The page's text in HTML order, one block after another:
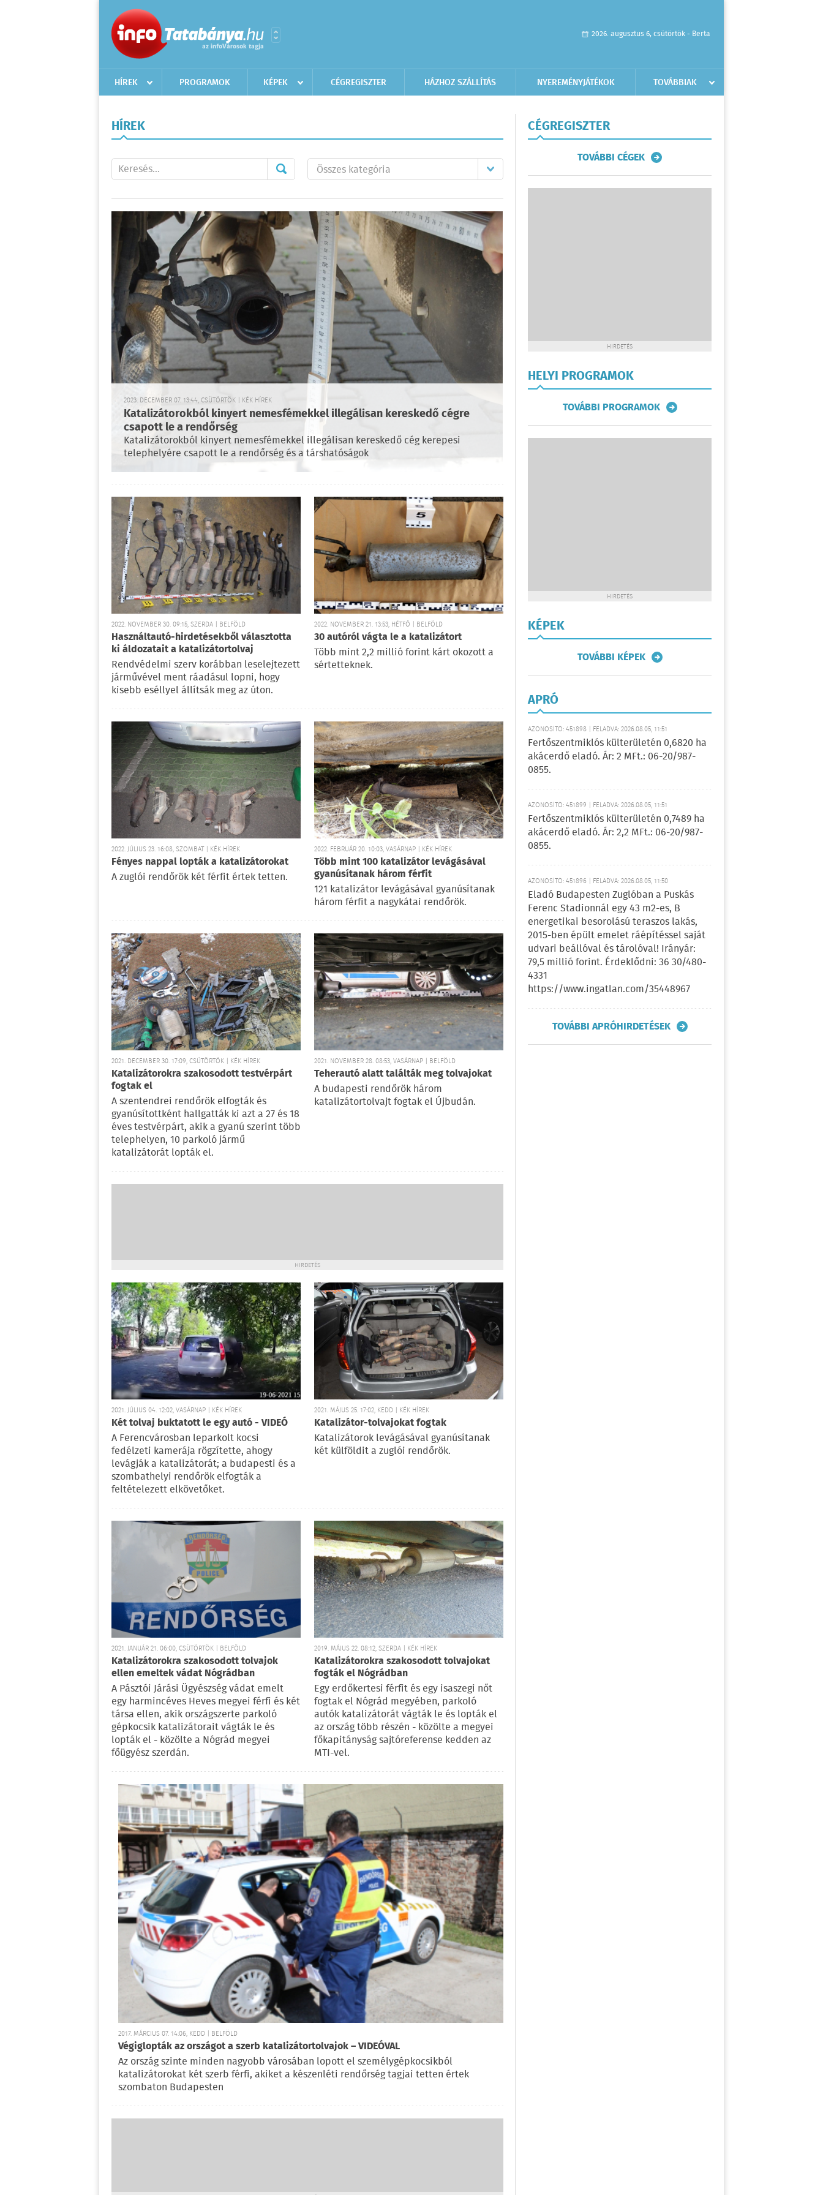
2026. augusztus 6, csütörtök - Berta
HÍREK PROGRAMOK KÉPEK CÉGREGISZTER HÁZHOZ SZÁLLÍTÁS NYEREMÉNYJÁTÉKOK TOVÁBBIAK
HÍREK
2023. DECEMBER 07. 13:44, CSÜTÖRTÖK | KÉK HÍREK
Katalizátorokból kinyert nemesfémekkel illegálisan kereskedő cégre
csapott le a rendőrség
Katalizátorokból kinyert nemesfémekkel illegálisan kereskedő cég kerepesi
telephelyére csapott le a rendőrség és a társhatóságok
2022. NOVEMBER 30. 09:15, SZERDA | BELFÖLD
Használtautó-hirdetésekből választotta
ki áldozatait a katalizátortolvaj
Rendvédelmi szerv korábban leselejtezett
járművével ment ráadásul lopni, hogy
kisebb eséllyel állítsák meg az úton.
2022. NOVEMBER 21. 13:53, HÉTFŐ | BELFÖLD
30 autóról vágta le a katalizátort
Több mint 2,2 millió forint kárt okozott a
sértetteknek.
2022. JÚLIUS 23. 16:08, SZOMBAT | KÉK HÍREK
Fényes nappal lopták a katalizátorokat
A zuglói rendőrök két férfit értek tetten.
2022. FEBRUÁR 20. 10:03, VASÁRNAP | KÉK HÍREK
Több mint 100 katalizátor levágásával
gyanúsítanak három férfit
121 katalizátor levágásával gyanúsítanak
három férfit a nagykátai rendőrök.
2021. DECEMBER 30. 17:09, CSÜTÖRTÖK | KÉK HÍREK
Katalizátorokra szakosodott testvérpárt
fogtak el
A szentendrei rendőrök elfogták és
gyanúsítottként hallgatták ki azt a 27 és 18
éves testvérpárt, akik a gyanú szerint több
telephelyen, 10 parkoló jármű
katalizátorát lopták el.
2021. NOVEMBER 28. 08:53, VASÁRNAP | BELFÖLD
Teherautó alatt találták meg tolvajokat
A budapesti rendőrök három
katalizátortolvajt fogtak el Újbudán.
HIRDETÉS
2021. JÚLIUS 04. 12:02, VASÁRNAP | KÉK HÍREK
Két tolvaj buktatott le egy autó - VIDEÓ
A Ferencvárosban leparkolt kocsi
fedélzeti kamerája rögzítette, ahogy
levágják a katalizátorát; a budapesti és a
szombathelyi rendőrök elfogták a
feltételezett elkövetőket.
2021. MÁJUS 25. 17:02, KEDD | KÉK HÍREK
Katalizátor-tolvajokat fogtak
Katalizátorok levágásával gyanúsítanak
két külföldit a zuglói rendőrök.
2021. JANUÁR 21. 06:00, CSÜTÖRTÖK | BELFÖLD
Katalizátorokra szakosodott tolvajok
ellen emeltek vádat Nógrádban
A Pásztói Járási Ügyészség vádat emelt
egy harmincéves Heves megyei férfi és két
társa ellen, akik országszerte parkoló
gépkocsik katalizátorait vágták le és
lopták el - közölte a Nógrád megyei
főügyész szerdán.
2019. MÁJUS 22. 08:12, SZERDA | KÉK HÍREK
Katalizátorokra szakosodott tolvajokat
fogták el Nógrádban
Egy erdőkertesi férfit és egy isaszegi nőt
fogtak el Nógrád megyében, parkoló
autók katalizátorát vágták le és lopták el
az ország több részén - közölte a megyei
főkapitányság sajtóreferense kedden az
MTI-vel.
2017. MÁRCIUS 07. 14:06, KEDD | BELFÖLD
Végiglopták az országot a szerb katalizátortolvajok – VIDEÓVAL
Az ország szinte minden nagyobb városában lopott el személygépkocsikból
katalizátorokat két szerb férfi, akiket a készenléti rendőrség tagjai tetten értek
szombaton Budapesten
CÉGREGISZTER
TOVÁBBI CÉGEK
HIRDETÉS
HELYI PROGRAMOK
TOVÁBBI PROGRAMOK
HIRDETÉS
KÉPEK
TOVÁBBI KÉPEK
APRÓ
AZONOSÍTÓ: 451898 | FELADVA: 2026.08.05, 11:51
Fertőszentmiklós külterületén 0,6820 ha
akácerdő eladó. Ár: 2 MFt.: 06-20/987-
0855.
AZONOSÍTÓ: 451899 | FELADVA: 2026.08.05, 11:51
Fertőszentmiklós külterületén 0,7489 ha
akácerdő eladó. Ár: 2,2 MFt.: 06-20/987-
0855.
AZONOSÍTÓ: 451896 | FELADVA: 2026.08.05, 11:50
Eladó Budapesten Zuglóban a Puskás
Ferenc Stadionnál egy 43 m2-es, B
energetikai besorolású teraszos lakás,
2015-ben épült emelet ráépítéssel saját
udvari beállóval és tárolóval! Irányár:
79,5 millió forint. Érdeklődni: 36 30/480-
4331
https://www.ingatlan.com/35448967
TOVÁBBI APRÓHIRDETÉSEK